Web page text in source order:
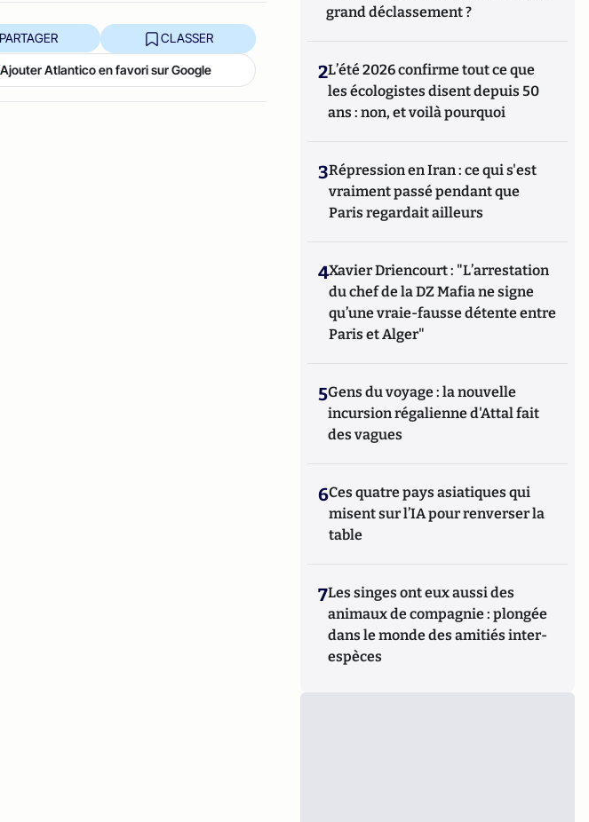
PARTAGER CLASSER
Ajouter Atlantico en favori sur Google
grand déclassement ?
2L’été 2026 confirme tout ce que
les écologistes disent depuis 50
ans : non, et voilà pourquoi
3Répression en Iran : ce qui s'est
vraiment passé pendant que
Paris regardait ailleurs
4Xavier Driencourt : "L’arrestation
du chef de la DZ Mafia ne signe
qu’une vraie-fausse détente entre
Paris et Alger"
5Gens du voyage : la nouvelle
incursion régalienne d'Attal fait
des vagues
6Ces quatre pays asiatiques qui
misent sur l’IA pour renverser la
table
7Les singes ont eux aussi des
animaux de compagnie : plongée
dans le monde des amitiés inter-
espèces